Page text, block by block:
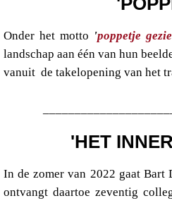
Onder het motto 'poppetje
landschap aan één van hun
vanuit de takelopening van het
'HET
In de zomer van 2022 gaat Bart
ontvangt daartoe zeventig